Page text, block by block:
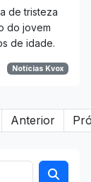
de tristeza
do jovem
de idade.
Notícias Kvox
Anterior